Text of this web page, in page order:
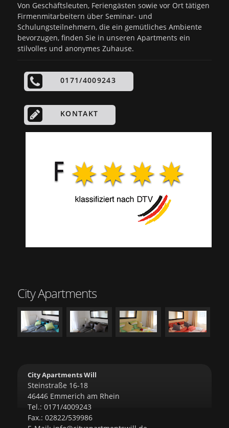
Von Geschäftsleuten, Feriengästen sowie vor Ort tätigen
Firmenmitarbeitern über Seminar- und
Schulungsteilnehmern, die ein gemütliches Ambiente
bevorzugen, finden Sie in unseren Apartments ein
stilvolles und anonymes Zuhause.
0171/4009243
KONTAKT
City Apartments
City Apartments Will
Steinstraße 16-18
46446 Emmerich am Rhein
Tel.: 0171/4009243
Fax.: 02822/539986